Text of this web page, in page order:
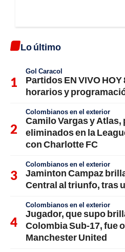
Lo último
Gol Caracol
Partidos EN VIVO
horarios y
Colombianos en el exterior
Camilo Vargas y
eliminados en la
con Charlotte FC
Colombianos en el exterior
Jaminton Campaz
Central al triunfo, tras
Colombianos en el exterior
Jugador, que supo
Colombia Sub-17, fue
Manchester United